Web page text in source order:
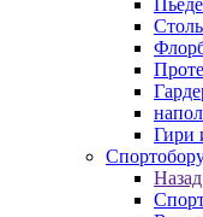
Гири
Назад